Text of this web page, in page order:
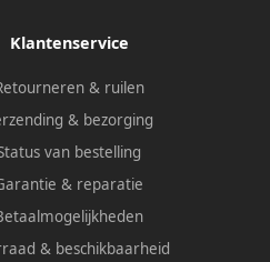
Klantenservice
& ruilen
& bezorging
van bestelling
& reparatie
& beschikbaarheid